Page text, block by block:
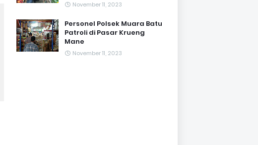
November 11, 2023
Personel Polsek Muara Batu
Patroli di Pasar Krueng
Mane
November 11, 2023